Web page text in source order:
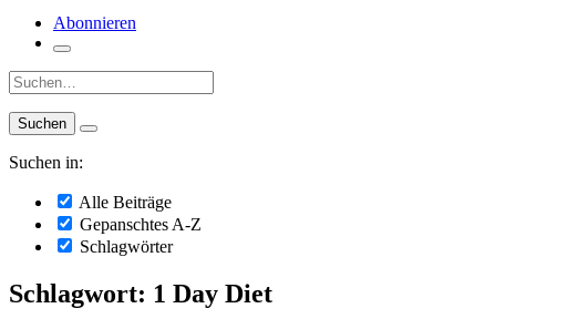
Abonnieren
Suche:
Suchen in:
Alle Beiträge
Gepanschtes A-Z
Schlagwörter
Schlagwort: 1 Day Diet